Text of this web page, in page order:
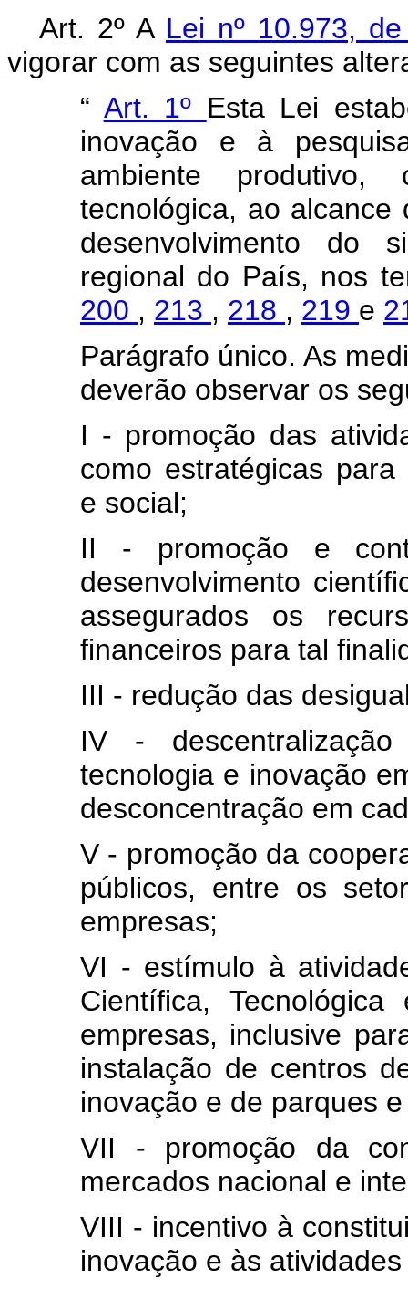
Art. 2º A Lei nº 10.973,
vigorar com as seguintes
“ Art. 1º Esta Lei
inovação e à
ambiente
tecnológica, ao alcance
desenvolvimento do
regional do País, nos
200 , 213 , 218 , 219 e
Parágrafo único. As
deverão observar os
I - promoção das
como estratégicas
e social;
II - promoção e
desenvolvimento
assegurados os
financeiros para tal
III - redução das
IV -
tecnologia e inovação
desconcentração em
V - promoção da
públicos, entre os
empresas;
VI - estímulo à
Científica,
empresas, inclusive
instalação de centros
inovação e de parques
VII - promoção da
mercados nacional e
VIII - incentivo à
inovação e às